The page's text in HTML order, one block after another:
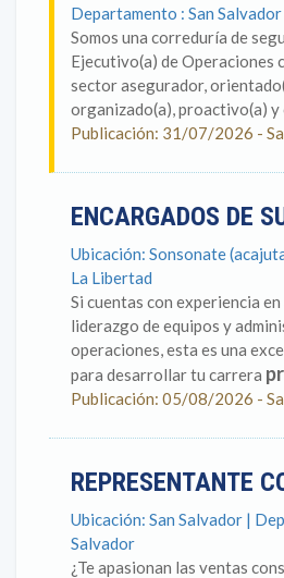
Departamento : San Salvador
Somos una correduría de
Ejecutivo(a) de Operaciones
sector asegurador,
organizado(a), proactivo(a) y
Publicación: 31/07/2026 -
ENCARGADOS DE
Ubicación: Sonsonate
La Libertad
Si cuentas con experiencia
liderazgo de equipos y
operaciones, esta es una
para desarrollar tu carrera
Publicación: 05/08/2026 -
REPRESENTANTE
Ubicación: San Salvador |
Salvador
¿Te apasionan las ventas